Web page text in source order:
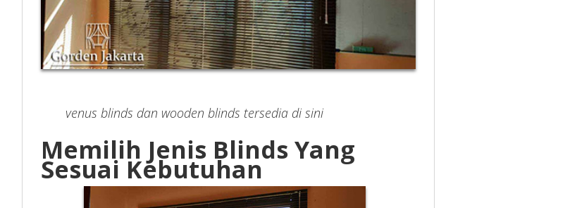
venus blinds dan wooden blinds tersedia di sini
Memilih Jenis Blinds Yang
Sesuai Kebutuhan